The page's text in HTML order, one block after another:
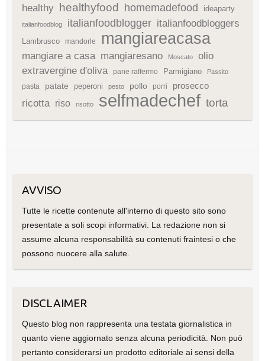
healthy healthyfood homemadefood ideaparty
italianfoodblog italianfoodblogger italianfoodbloggers
Lambrusco mandorle mangiareacasa
mangiare a casa mangiaresano Moscato
olio
extravergine d'oliva
pane raffermo Parmigiano Passito
pasta patate peperoni pesto pollo porri prosecco
ricotta riso risotto selfmadechef torta
AVVISO
Tutte le ricette contenute all'interno di questo sito sono
presentate a soli scopi informativi. La redazione non si
assume alcuna responsabilità su contenuti fraintesi o che
possono nuocere alla salute.
DISCLAIMER
Questo blog non rappresenta una testata giornalistica in
quanto viene aggiornato senza alcuna periodicità. Non può
pertanto considerarsi un prodotto editoriale ai sensi della